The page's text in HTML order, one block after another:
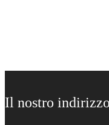
Il nostro indirizzo